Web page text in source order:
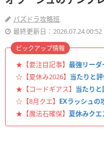
パズドラ攻略班
最終更新日：2026.07.24 00:52
★【要注目記事】 最強リー
☆【夏休み2026】 当たりと
★【コードギアス】 当たりと
☆【8月クエ】 EXラッシュの
★【魔法石確保】 夏休みク
ピックアップ情報